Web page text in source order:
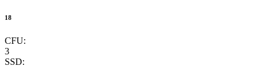
18
CFU:
3
SSD: